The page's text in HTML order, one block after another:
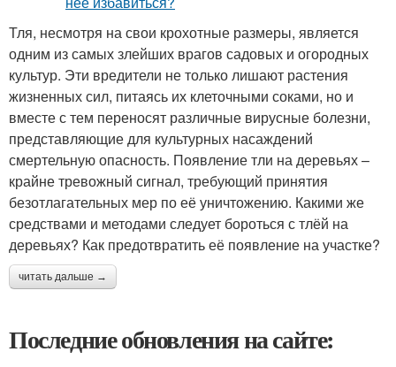
Тля, несмотря на свои крохотные размеры, является
одним из самых злейших врагов садовых и огородных
культур. Эти вредители не только лишают растения
жизненных сил, питаясь их клеточными соками, но и
вместе с тем переносят различные вирусные болезни,
представляющие для культурных насаждений
смертельную опасность. Появление тли на деревьях –
крайне тревожный сигнал, требующий принятия
безотлагательных мер по её уничтожению. Какими же
средствами и методами следует бороться с тлёй на
деревьях? Как предотвратить её появление на участке?
читать дальше →
Последние обновления на сайте: